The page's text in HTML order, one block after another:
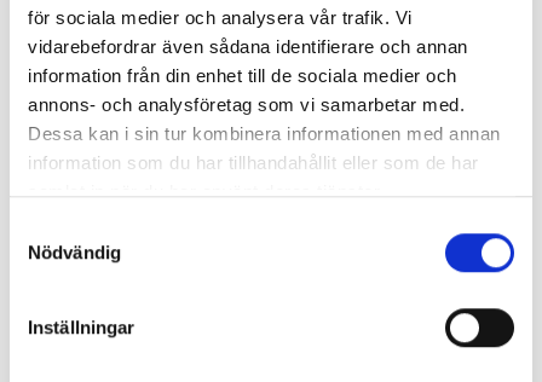
för sociala medier och analysera vår trafik. Vi
vidarebefordrar även sådana identifierare och annan
information från din enhet till de sociala medier och
annons- och analysföretag som vi samarbetar med.
Dessa kan i sin tur kombinera informationen med annan
information som du har tillhandahållit eller som de har
samlat in när du har använt deras tjänster.
Nödvändig
Inställningar
KASSAKOPPLAD
KORTTERMINAL
sammankopplade vilket ger smidiga köp och
betalningar för både butikspersonalen och